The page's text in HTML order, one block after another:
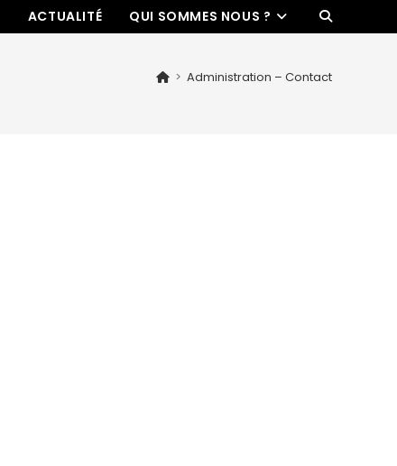
ACTUALITÉ QUI SOMMES NOUS ?
> Administration – Contact